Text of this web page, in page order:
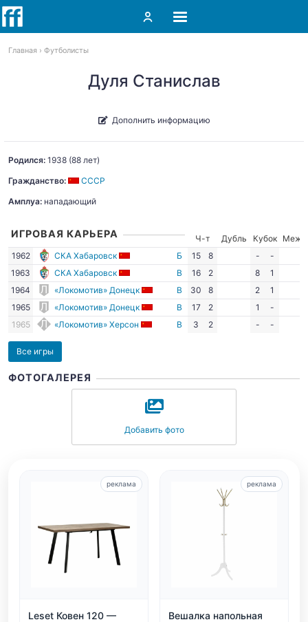
Главная Футболисты
Дуля Станислав
Дополнить информацию
Родился: 1938 (88 лет)
Гражданство:
СССР
Амплуа: нападающий
ИГРОВАЯ КАРЬЕРА Ч-т Дубль Кубок
Межд.
1962
СКА Хабаровск Б 15 8 -
-
1963
СКА Хабаровск В 16 2 8
1
1964
«Локомотив» Донецк В 30 8 2
1
1965
«Локомотив» Донецк В 17 2 1
-
1965
«Локомотив» Херсон В 3 2 - -
Все игры
ФОТОГАЛЕРЕЯ
Добавить фото
Leset Ковен 120 —
реклама
Вешалка напольная
реклама